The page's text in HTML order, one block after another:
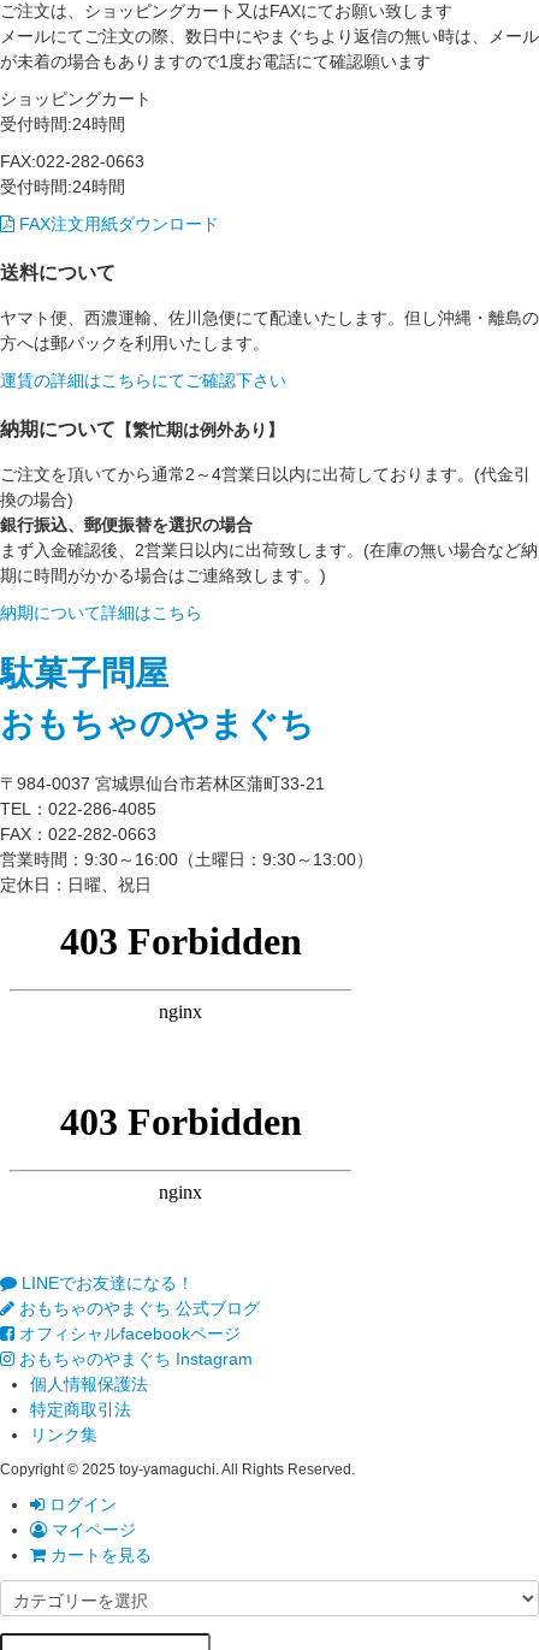
ご注文は、ショッピングカート又はFAXにてお願い致します
メールにてご注文の際、数日中にやまぐちより返信の無い時は、メール
が未着の場合もありますので1度お電話にて確認願います
ショッピングカート
受付時間:24時間
FAX:022-282-0663
受付時間:24時間
FAX注文用紙ダウンロード
送料について
ヤマト便、西濃運輸、佐川急便にて配達いたします。但し沖縄・離島の
方へは郵パックを利用いたします。
運賃の詳細はこちらにてご確認下さい
納期について 【繁忙期は例外あり】
ご注文を頂いてから通常2～4営業日以内に出荷しております。(代金引
換の場合)
銀行振込、郵便振替を選択の場合
まず入金確認後、2営業日以内に出荷致します。(在庫の無い場合など納
期に時間がかかる場合はご連絡致します。)
納期について詳細はこちら
駄菓子問屋
おもちゃのやまぐち
〒984-0037 宮城県仙台市若林区蒲町33-21
TEL：022-286-4085
FAX：022-282-0663
営業時間：9:30～16:00（土曜日：9:30～13:00）
定休日：日曜、祝日
LINEでお友達になる！
おもちゃのやまぐち 公式ブログ
オフィシャルfacebookページ
おもちゃのやまぐち Instagram
個人情報保護法
特定商取引法
リンク集
Copyright © 2025 toy-yamaguchi. All Rights Reserved.
ログイン
マイページ
カートを見る